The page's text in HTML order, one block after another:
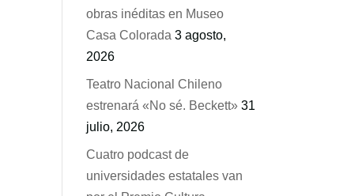
obras inéditas en Museo
Casa Colorada 3 agosto,
2026
Teatro Nacional Chileno
estrenará «No sé. Beckett» 31
julio, 2026
Cuatro podcast de
universidades estatales van